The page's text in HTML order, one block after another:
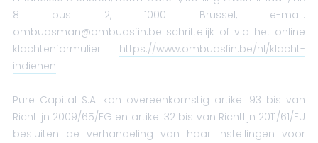
8 bus 2, 1000 Brussel, e-mail:
ombudsman@ombudsfin.be schriftelijk of via het online
klachtenformulier https://www.ombudsfin.be/nl/klacht-
indienen.
Pure Capital S.A. kan overeenkomstig artikel 93 bis van
Richtlijn 2009/65/EG en artikel 32 bis van Richtlijn 2011/61/EU
besluiten de verhandeling van haar instellingen voor